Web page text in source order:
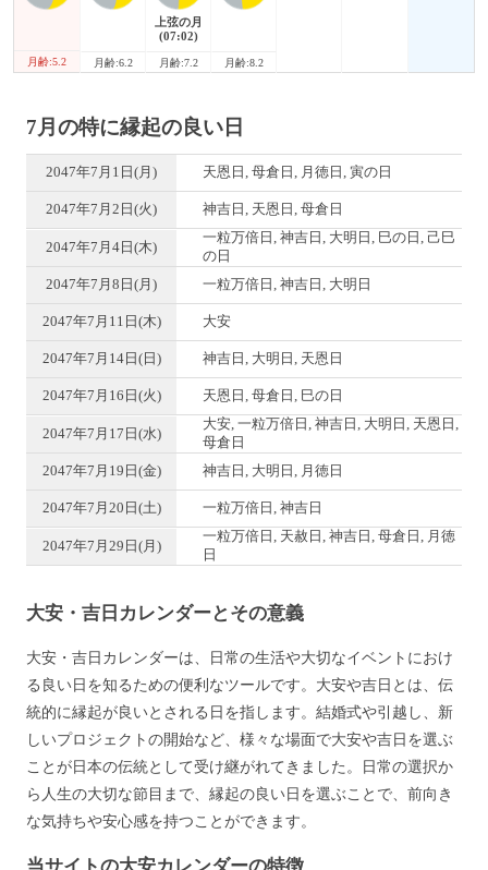
月齢:5.2 月齢:6.2
上弦の月
(07:02)
月齢:7.2 月齢:8.2
7月の特に縁起の良い日
2047年7月1日(月) 天恩日, 母倉日, 月徳日, 寅の日
2047年7月2日(火) 神吉日, 天恩日, 母倉日
2047年7月4日(木)
一粒万倍日, 神吉日, 大明日, 巳の日, 己巳
の日
2047年7月8日(月)
一粒万倍日, 神吉日, 大明日
2047年7月11日(木) 大安
2047年7月14日(日) 神吉日, 大明日, 天恩日
2047年7月16日(火) 天恩日, 母倉日, 巳の日
2047年7月17日(水)
大安, 一粒万倍日, 神吉日, 大明日, 天恩日,
母倉日
2047年7月19日(金)
神吉日, 大明日, 月徳日
2047年7月20日(土) 一粒万倍日, 神吉日
2047年7月29日(月)
一粒万倍日, 天赦日, 神吉日, 母倉日, 月徳
日
大安・吉日カレンダーとその意義
大安・吉日カレンダーは、日常の生活や大切なイベントにおけ
る良い日を知るための便利なツールです。大安や吉日とは、伝
統的に縁起が良いとされる日を指します。結婚式や引越し、新
しいプロジェクトの開始など、様々な場面で大安や吉日を選ぶ
ことが日本の伝統として受け継がれてきました。日常の選択か
ら人生の大切な節目まで、縁起の良い日を選ぶことで、前向き
な気持ちや安心感を持つことができます。